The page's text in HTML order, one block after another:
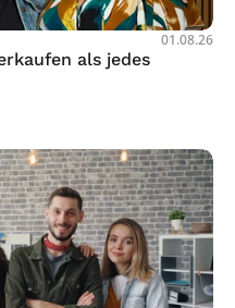
01.08.26
als jedes